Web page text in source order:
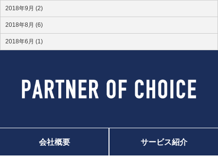
2018年9月 (2)
2018年8月 (6)
2018年6月 (1)
会社概要 サービス紹介